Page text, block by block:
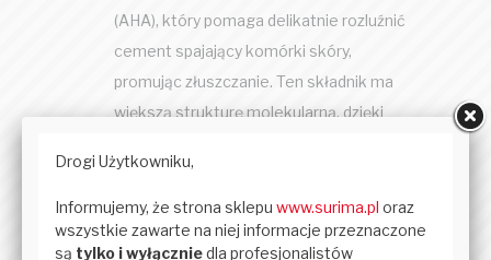
(AHA), który pomaga delikatnie rozluźnić
cement spajający komórki skóry,
promując złuszczanie. Ten składnik ma
większą strukturę molekularną, dzięki
suchej, młodszej skóry.
Porada:
Zmieszaj 1 pieptkę 20% Lactic Acid z Gentle